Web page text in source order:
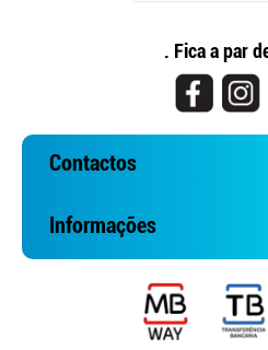
. Fica a par
Contactos
Informações